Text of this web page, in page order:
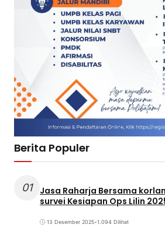
Berita Populer
01
Jasa Raharja Bersama
survei Kesiapan Ops Lilin
13 Desember 2025•1.094 Dilihat